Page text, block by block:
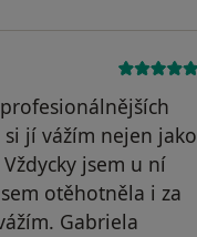
jí vážím nejen jako
jsem u ní
otěhotněla i za
Gabriela